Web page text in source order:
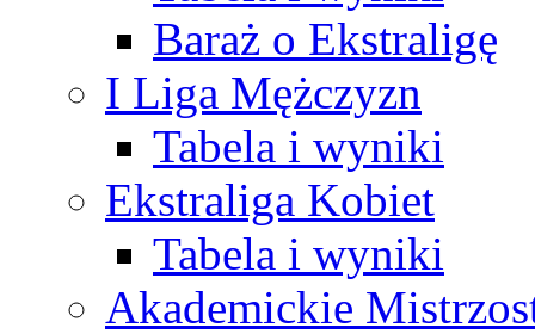
Baraż o Ekstraligę
I Liga Mężczyzn
Tabela i wyniki
Ekstraliga Kobiet
Tabela i wyniki
Akademickie